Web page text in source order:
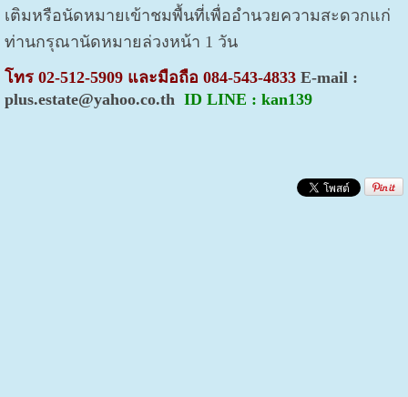
เติมหรือนัดหมายเข้าชมพื้นที่เพื่ออำนวยความสะดวกแก่
ท่านกรุณานัดหมายล่วงหน้า 1 วัน
โทร 02-512-5909 และมือถือ 084-543-4833 E-mail :
plus.estate@yahoo.co.th ID LINE : kan139